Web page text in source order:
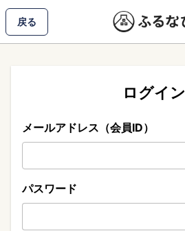
戻る
ログイン
メールアドレス（会員ID）
パスワード